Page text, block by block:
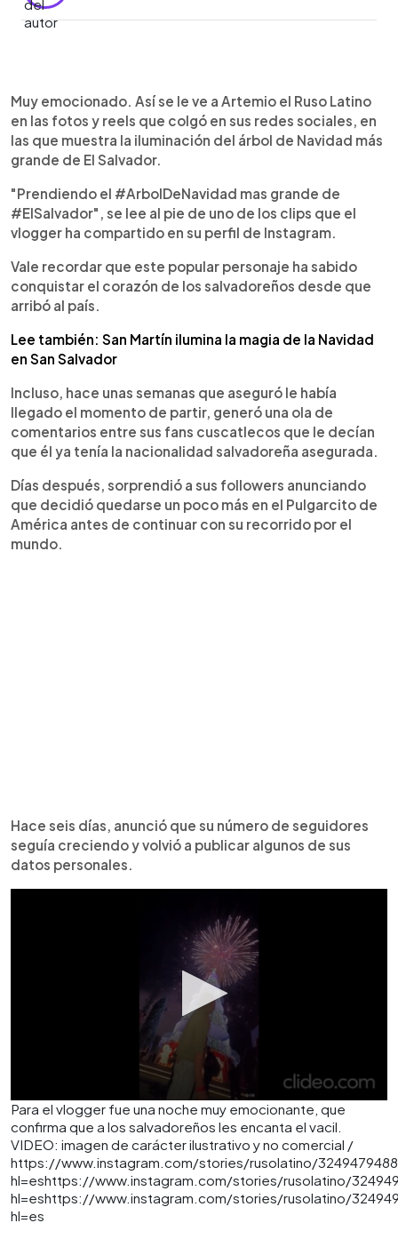
Escuchar artículo
Muy emocionado. Así se le ve a Artemio el Ruso Latino
en las fotos y reels que colgó en sus redes sociales, en
las que muestra la iluminación del árbol de Navidad más
grande de El Salvador.
"Prendiendo el #ArbolDeNavidad mas grande de
#ElSalvador", se lee al pie de uno de los clips que el
vlogger ha compartido en su perfil de Instagram.
Vale recordar que este popular personaje ha sabido
conquistar el corazón de los salvadoreños desde que
arribó al país.
Lee también: San Martín ilumina la magia de la Navidad
en San Salvador
Incluso, hace unas semanas que aseguró le había
llegado el momento de partir, generó una ola de
comentarios entre sus fans cuscatlecos que le decían
que él ya tenía la nacionalidad salvadoreña asegurada.
Días después, sorprendió a sus followers anunciando
que decidió quedarse un poco más en el Pulgarcito de
América antes de continuar con su recorrido por el
mundo.
Hace seis días, anunció que su número de seguidores
seguía creciendo y volvió a publicar algunos de sus
datos personales.
Para el vlogger fue una noche muy emocionante, que
confirma que a los salvadoreños les encanta el vacil.
VIDEO: imagen de carácter ilustrativo y no comercial /
https://www.instagram.com/stories/rusolatino/
hl=eshttps://www.instagram.com/stories/rusolatino/
hl=eshttps://www.instagram.com/stories/rusolatino/
hl=es